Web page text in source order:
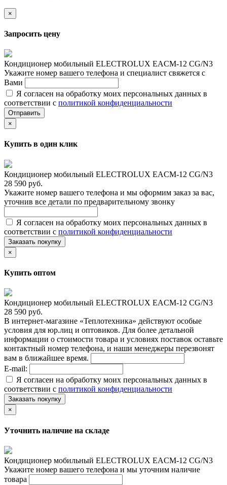
×
Запросить цену
Кондиционер мобильный ELECTROLUX EACM-12 CG/N3
Укажите номер вашего телефона и специалист свяжется с
Вами
Я согласен на обработку моих персональных данных в
соответствии с политикой конфиденциальности
Отправить
×
Купить в один клик
Кондиционер мобильный ELECTROLUX EACM-12 CG/N3
28 590 руб.
Укажите номер вашего телефона и мы оформим заказ за вас,
уточнив все детали по предварительному звонку
Я согласен на обработку моих персональных данных в
соответствии с политикой конфиденциальности
Заказать покупку
×
Купить оптом
Кондиционер мобильный ELECTROLUX EACM-12 CG/N3
28 590 руб.
В интернет-магазине «Теплотехника» действуют особые
условия для юр.лиц и оптовиков. Для более детальной
информации о стоимости товара и условиях поставок оставьте
контактный номер телефона, и наши менеджеры перезвонят
вам в ближайшее время.
E-mail:
Я согласен на обработку моих персональных данных в
соответствии с политикой конфиденциальности
Заказать покупку
×
Уточнить наличие на складе
Кондиционер мобильный ELECTROLUX EACM-12 CG/N3
Укажите номер вашего телефона и мы уточним наличие
товара